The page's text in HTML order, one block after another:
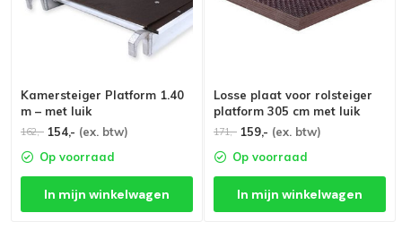
Kamersteiger Platform 1.40
m – met luik
162,- 154,- (ex. btw)
Op voorraad
In mijn winkelwagen
Losse plaat voor rolsteiger
platform 305 cm met luik
171,- 159,- (ex. btw)
Op voorraad
In mijn winkelwagen